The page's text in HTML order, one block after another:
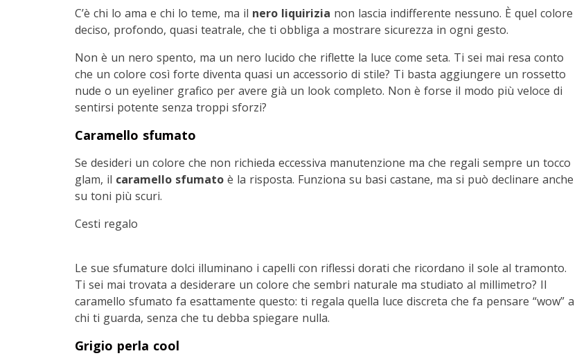
C’è chi lo ama e chi lo teme, ma il nero liquirizia non lascia indifferente nessuno. È quel colore
deciso, profondo, quasi teatrale, che ti obbliga a mostrare sicurezza in ogni gesto.
Non è un nero spento, ma un nero lucido che riflette la luce come seta. Ti sei mai resa conto
che un colore così forte diventa quasi un accessorio di stile? Ti basta aggiungere un rossetto
nude o un eyeliner grafico per avere già un look completo. Non è forse il modo più veloce di
sentirsi potente senza troppi sforzi?
Caramello sfumato
Se desideri un colore che non richieda eccessiva manutenzione ma che regali sempre un tocco
glam, il caramello sfumatoè la risposta. Funziona su basi castane, ma si può declinare anche
su toni più scuri.
Cesti regalo
Le sue sfumature dolci illuminano i capelli con riflessi dorati che ricordano il sole al tramonto.
Ti sei mai trovata a desiderare un colore che sembri naturale ma studiato al millimetro? Il
caramello sfumato fa esattamente questo: ti regala quella luce discreta che fa pensare “wow” a
chi ti guarda, senza che tu debba spiegare nulla.
Grigio perla cool